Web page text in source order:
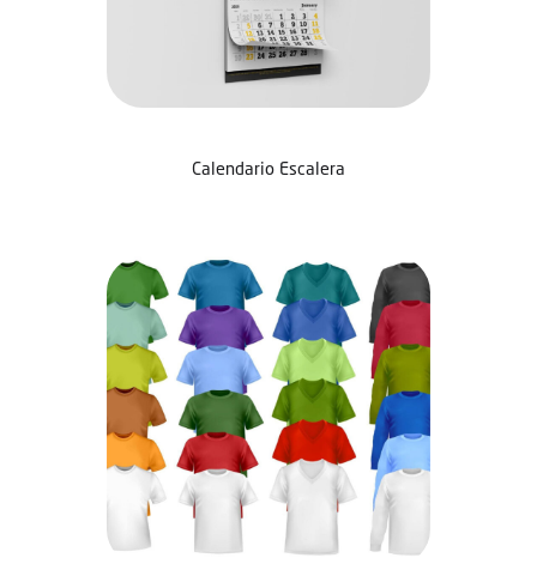
Calendario Escalera